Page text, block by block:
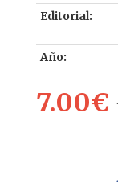
Editorial:
Año:
7.00€